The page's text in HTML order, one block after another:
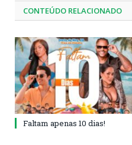
CONTEÚDO RELACIONADO
Faltam apenas 10 dias!